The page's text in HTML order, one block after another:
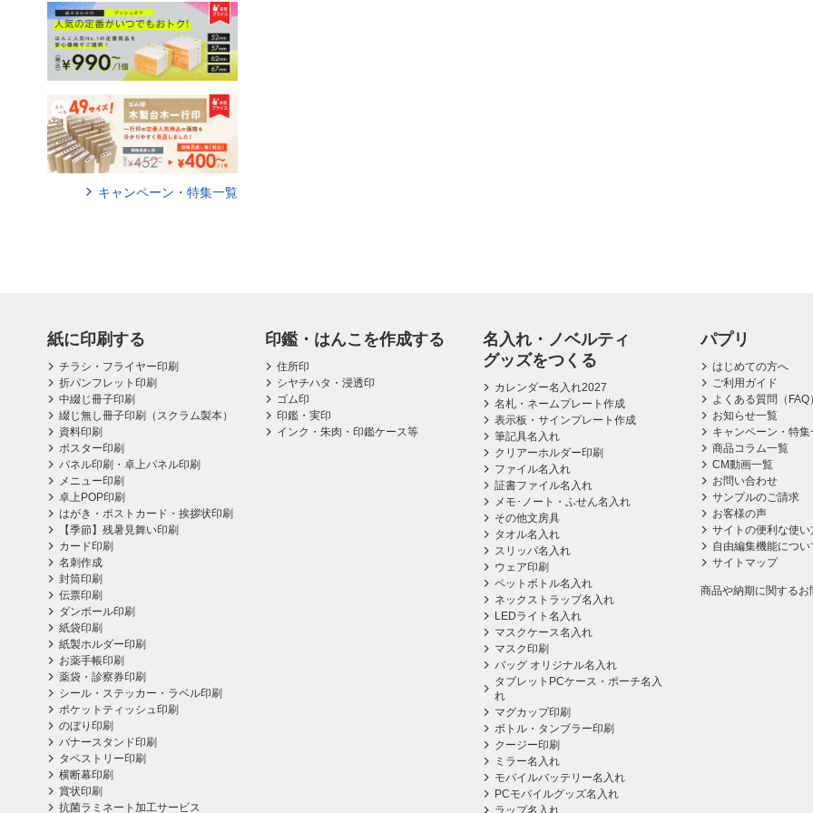
キャンペーン・特集一覧
紙に印刷する
チラシ・フライヤー印刷
折パンフレット印刷
中綴じ冊子印刷
綴じ無し冊子印刷（スクラム製本）
資料印刷
ポスター印刷
パネル印刷・卓上パネル印刷
メニュー印刷
卓上POP印刷
はがき・ポストカード・挨拶状印刷
【季節】残暑見舞い印刷
カード印刷
名刺作成
封筒印刷
伝票印刷
ダンボール印刷
紙袋印刷
紙製ホルダー印刷
お薬手帳印刷
薬袋・診察券印刷
シール・ステッカー・ラベル印刷
ポケットティッシュ印刷
のぼり印刷
バナースタンド印刷
タペストリー印刷
横断幕印刷
賞状印刷
抗菌ラミネート加工サービス
印鑑・はんこを作成する
住所印
シヤチハタ・浸透印
ゴム印
印鑑・実印
インク・朱肉・印鑑ケース等
名入れ・ノベルティ
グッズをつくる
カレンダー名入れ2027
名札・ネームプレート作成
表示板・サインプレート作成
筆記具名入れ
クリアーホルダー印刷
ファイル名入れ
証書ファイル名入れ
メモ･ノート・ふせん名入れ
その他文房具
タオル名入れ
スリッパ名入れ
ウェア印刷
ペットボトル名入れ
ネックストラップ名入れ
LEDライト名入れ
マスクケース名入れ
マスク印刷
バッグ オリジナル名入れ
タブレットPCケース・ポーチ名入
れ
マグカップ印刷
ボトル・タンブラー印刷
クージー印刷
ミラー名入れ
モバイルバッテリー名入れ
PCモバイルグッズ名入れ
パプリ
はじめての方へ
ご利用ガイド
よくある質問（FAQ
お知らせ一覧
キャンペーン・特集
商品コラム一覧
CM動画一覧
お問い合わせ
サンプルのご請求
お客様の声
サイトの便利な使い
自由編集機能につい
サイトマップ
商品や納期に関するお